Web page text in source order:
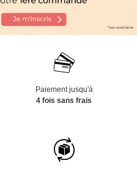
Paiement jusqu'à
4 fois sans frais